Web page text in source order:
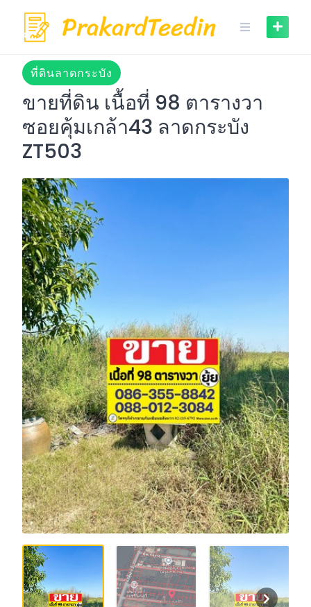
content
ที่ดินลาดกระบัง
ขายที่ดิน เนื้อที่ 98 ตารางวา
ซอยคุ้มเกล้า43 ลาดกระบัง
ZT503